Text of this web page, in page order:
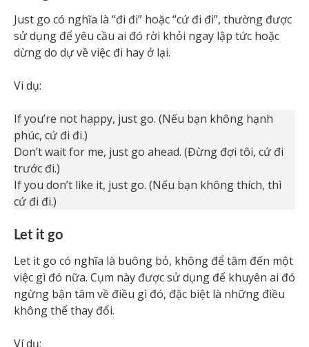
Just go có nghĩa là “đi đi” hoặc “cứ đi đi”, thường được
sử dụng để yêu cầu ai đó rời khỏi ngay lập tức hoặc
dừng do dự về việc đi hay ở lại.
Vi dụ:
If you’re not happy, just go. (Nếu bạn không hạnh
phúc, cứ đi đi.)
Don’t wait for me, just go ahead. (Đừng đợi tôi, cứ đi
trước đi.)
If you don’t like it, just go. (Nếu bạn không thích, thì
cứ đi đi.)
Let it go
Let it go có nghĩa là buông bỏ, không để tâm đến một
việc gì đó nữa. Cụm này được sử dụng để khuyên ai đó
ngừng bận tâm về điều gì đó, đặc biệt là những điều
không thể thay đổi.
Ví dụ: